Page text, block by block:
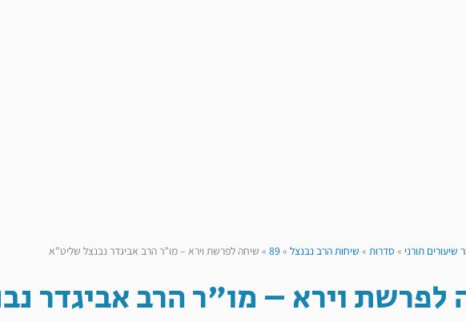
שיעורים תורני » סדרות » שיחות הרב נבנצל »
89
» שיחה לפרשת וירא – מו”ר הרב אביגדר נבנצל שליט”א
לפרשת וירא – מו"ר הרב אביגדר